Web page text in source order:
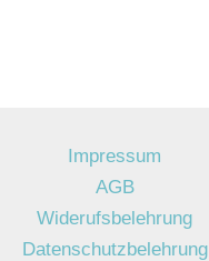
Impressum
AGB
Widerufsbelehrung
Datenschutzbelehrung